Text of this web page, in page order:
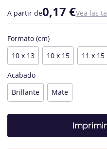
imágenes
A partir de0,17 €Vea las
Formato (cm)
10 x 13
10 x 15 11 x 15
Acabado
Brillante
Mate